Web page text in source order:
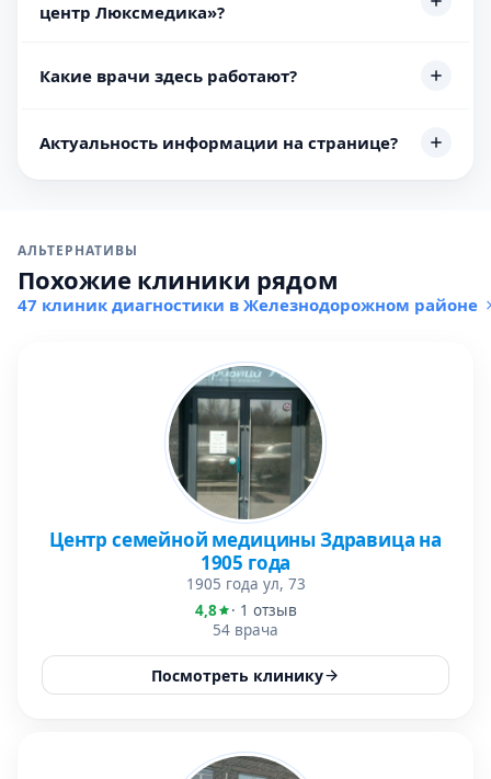
центр Люксмедика»?
Какие врачи здесь работают?
Актуальность информации на странице?
АЛЬТЕРНАТИВЫ
Похожие клиники рядом
47 клиник диагностики в Железнодорожном районе
Центр семейной медицины Здравица на
1905 года
1905 года ул, 73
4,8
· 1 отзыв
54 врача
Посмотреть клинику